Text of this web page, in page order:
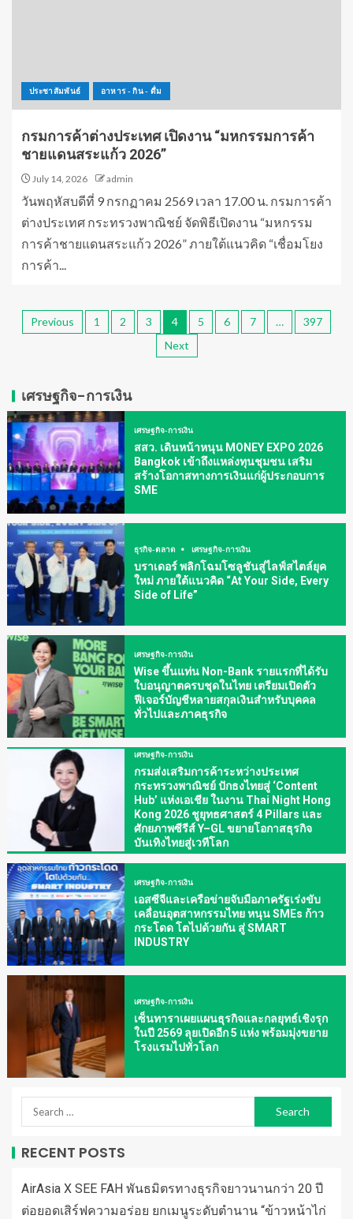
ประชาสัมพันธ์ อาหาร - กิน - ดื่ม
กรมการค้าต่างประเทศ เปิดงาน “มหกรรมการค้า
ชายแดนสระแก้ว 2026”
July 14, 2026 admin
วันพฤหัสบดีที่ 9 กรกฏาคม 2569 เวลา 17.00 น. กรมการค้า
ต่างประเทศ กระทรวงพาณิชย์ จัดพิธีเปิดงาน “มหกรรม
การค้าชายแดนสระแก้ว 2026” ภายใต้แนวคิด “เชื่อมโยง
การค้า...
Previous 1 2 3 4 5 6 7 …
397
Next
เศรษฐกิจ-การเงิน
เศรษฐกิจ-การเงิน
สสว. เดินหน้าหนุน MONEY EXPO 2026
Bangkok เข้าถึงแหล่งทุนชุมชน เสริม
สร้างโอกาสทางการเงินแก่ผู้ประกอบการ
SME
ธุรกิจ-ตลาด เศรษฐกิจ-การเงิน
บราเดอร์ พลิกโฉมโซลูชันสู่ไลฟ์สไตล์ยุค
ใหม่ ภายใต้แนวคิด “At Your Side, Every
Side of Life”
เศรษฐกิจ-การเงิน
Wise ขึ้นแท่น Non-Bank รายแรกที่ได้รับ
ใบอนุญาตครบชุดในไทย เตรียมเปิดตัว
ฟีเจอร์บัญชีหลายสกุลเงินสำหรับบุคคล
ทั่วไปและภาคธุรกิจ
เศรษฐกิจ-การเงิน
กรมส่งเสริมการค้าระหว่างประเทศ
กระทรวงพาณิชย์ ปักธงไทยสู่ ‘Content
Hub’ แห่งเอเชีย ในงาน Thai Night Hong
Kong 2026 ชูยุทธศาสตร์ 4 Pillars และ
ศักยภาพซีรีส์ Y–GL ขยายโอกาสธุรกิจ
บันเทิงไทยสู่เวทีโลก
เศรษฐกิจ-การเงิน
เอสซีจีและเครือข่ายจับมือภาครัฐเร่งขับ
เคลื่อนอุตสาหกรรมไทย หนุน SMEs ก้าว
กระโดด โตไปด้วยกัน สู่ SMART
INDUSTRY
เศรษฐกิจ-การเงิน
เซ็นทาราเผยแผนธุรกิจและกลยุทธ์เชิงรุก
ในปี 2569 ลุยเปิดอีก 5 แห่ง พร้อมมุ่งขยาย
โรงแรมไปทั่วโลก
RECENT POSTS
AirAsia X SEE FAH พันธมิตรทางธุรกิจยาวนานกว่า 20 ปี
ต่อยอดเสิร์ฟความอร่อย ยกเมนูระดับตำนาน “ข้าวหน้าไก่